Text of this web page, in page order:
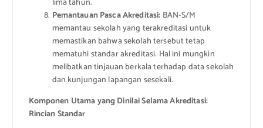
lima tahun.
Pemantauan Pasca Akreditasi: BAN-S/M
memantau sekolah yang terakreditasi untuk
memastikan bahwa sekolah tersebut tetap
mematuhi standar akreditasi. Hal ini mungkin
melibatkan tinjauan berkala terhadap data sekolah
dan kunjungan lapangan sesekali.
Komponen Utama yang Dinilai Selama Akreditasi:
Rincian Standar